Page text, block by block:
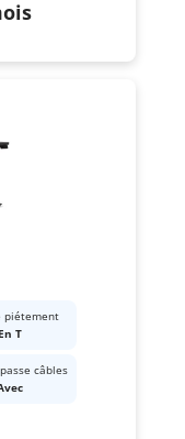
piétement
En T
câbles